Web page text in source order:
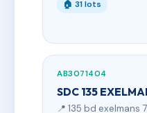
🏠 31 lots
AB3071404
SDC 135
📍 135 bd exelmans